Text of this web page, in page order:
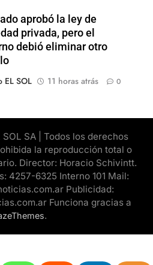
aprobó la ley de
privada, pero el
debió eliminar otro
EL SOL
11 horas atrás 0
SA | Todos los derechos
la reproducción total o
Director: Horacio Schivintt.
4257-6325 Interno 101 Mail:
Publicidad:
Funciona gracias a
.